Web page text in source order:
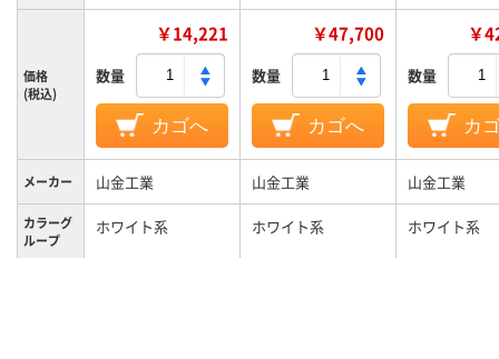
価格
(税込)
￥14,221
数量
カゴへ
￥47,700
数量
カゴへ
￥
数量
カ
メーカー 山金工業 山金工業 山金工業
カラーグ
ループ
ホワイト系 ホワイト系 ホワイト系